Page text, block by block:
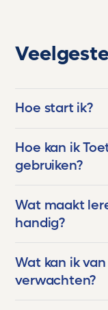
Hoe start ik?
Hoe kan ik
gebruiken?
Wat maakt
handig?
Wat kan ik
verwachten?